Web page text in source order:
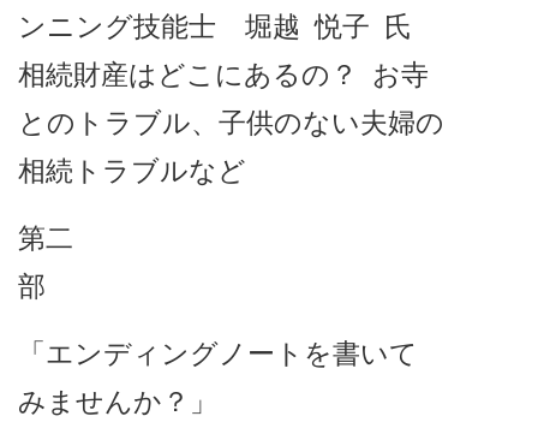
ンニング技能士 堀越 悦子 氏
相続財産はどこにあるの？ お寺
とのトラブル、子供のない夫婦の
相続トラブルなど
第二
部
「エンディングノートを書いて
みませんか？」